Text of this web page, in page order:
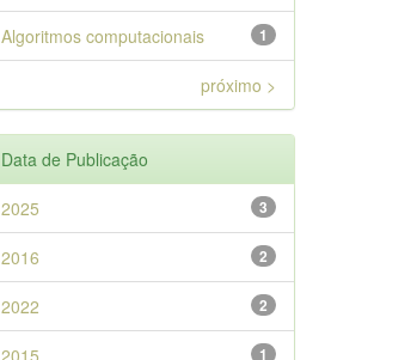
1
Algoritmos computacionais
próximo >
Data de Publicação
3
2025
2
2016
2
2022
1
2015